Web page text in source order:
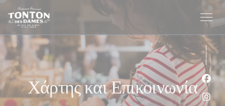
Πίνακας διαχείρισης "Μπισκότων" (Cookies)
Χάρτης και Επικοινωνία